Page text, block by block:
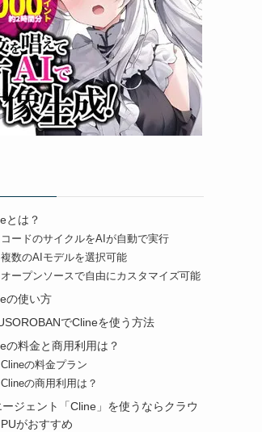
とは？
コードのサイクルをAIが自動で実行
複数のAIモデルを選択可能
オープンソースで自由にカスタマイズ可能
の使い方
でClineを使う方法
の料金と商用利用は？
Clineの料金プラン
Clineの商用利用は？
ージェント「Cline」を使うならクラウ
がおすすめ